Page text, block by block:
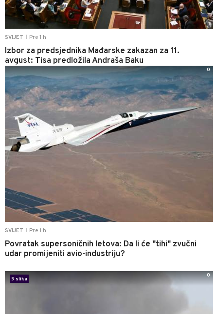
SVIJET Pre 1 h
Izbor za predsjednika Mađarske zakazan za 11.
avgust: Tisa predložila Andraša Baku
SVIJET Pre 1 h
Povratak supersoničnih letova: Da li će "tihi" zvučni
udar promijeniti avio-industriju?
0
5 slika
0